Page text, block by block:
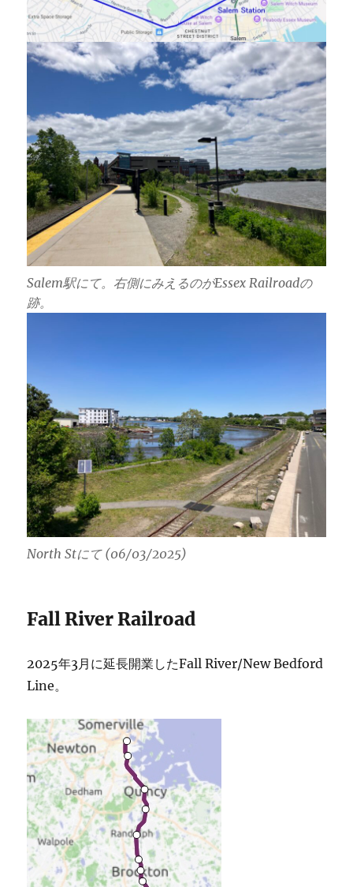
Salem駅にて。右側にみえるのがEssex Railroadの
跡。
North Stにて (06/03/2025)
Fall River Railroad
2025年3月に延長開業したFall River/New Bedford
Line。